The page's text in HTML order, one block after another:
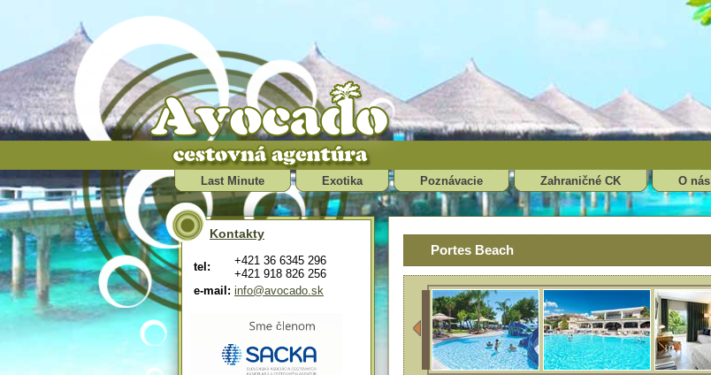
Last Minute Exotika Poznávacie Zahraničné CK O nás
Portes Beach
Kontakty
tel:
+421 36 6345 296
+421 918 826 256
e-mail: info@avocado.sk